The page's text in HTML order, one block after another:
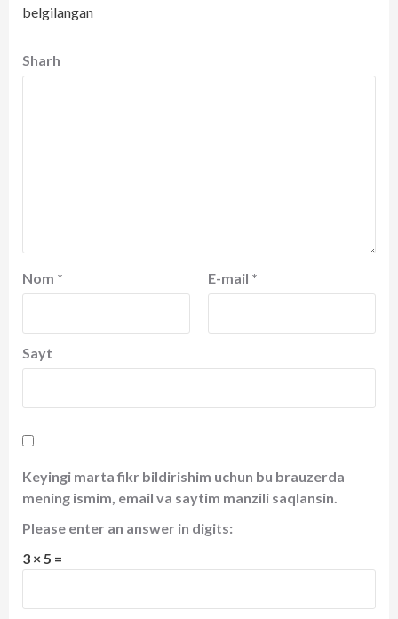
belgilangan
Sharh
Nom * E-mail *
Sayt
Keyingi marta fikr bildirishim uchun bu brauzerda
mening ismim, email va saytim manzili saqlansin.
Please enter an answer in digits:
3 × 5 =